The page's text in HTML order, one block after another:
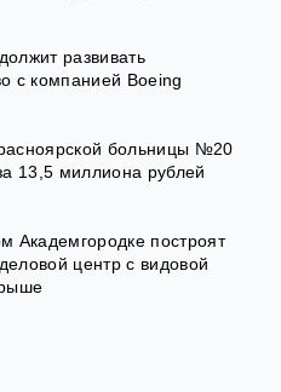
развивать
с компанией Boeing
больницы №20
13,5 миллиона рублей
Академгородке построят
центр с видовой